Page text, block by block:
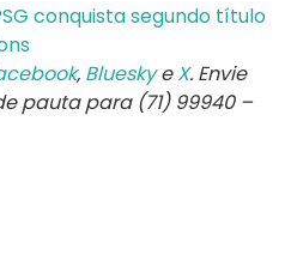
conquista segundo título
, BlueskyeX. Envie
pauta para (71) 99940 –